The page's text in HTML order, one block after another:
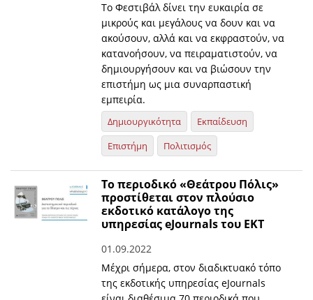
Το Φεστιβάλ δίνει την ευκαιρία σε
μικρούς και μεγάλους να δουν και να
ακούσουν, αλλά και να εκφραστούν, να
κατανοήσουν, να πειραματιστούν, να
δημιουργήσουν και να βιώσουν την
επιστήμη ως μια συναρπαστική
εμπειρία.
Δημιουργικότητα
Εκπαίδευση
Επιστήμη
Πολιτισμός
Το περιοδικό «Θεάτρου Πόλις»
προστίθεται στον πλούσιο
εκδοτικό κατάλογο της
υπηρεσίας eJournals του ΕΚΤ
01.09.2022
Μέχρι σήμερα, στον διαδικτυακό τόπο
της εκδοτικής υπηρεσίας eJournals